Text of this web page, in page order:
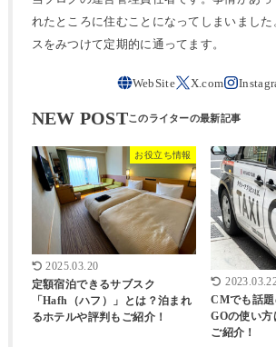
れたところに住むことになってしまいまし
スをみつけて定期的に通ってます。
NEW POST
お役立ち情報
2025.03.20
定額宿泊できるサブスク
「Hafh（ハフ）」とは？泊まれ
るホテルや評判もご紹介！
CMでも話
GOの使い方
ご紹介！